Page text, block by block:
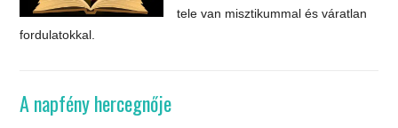
tele van misztikummal és váratlan
fordulatokkal.
A napfény hercegnője